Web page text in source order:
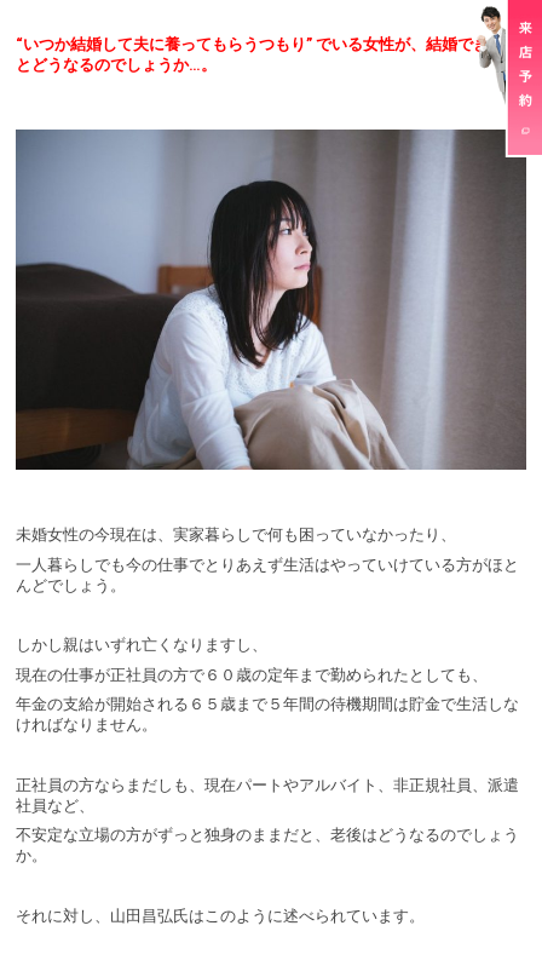
“いつか結婚して夫に養ってもらうつもり” でいる女性が、結婚できない
とどうなるのでしょうか…。
未婚女性の今現在は、実家暮らしで何も困っていなかったり、
一人暮らしでも今の仕事でとりあえず生活はやっていけている方がほと
んどでしょう。
しかし親はいずれ亡くなりますし、
現在の仕事が正社員の方で６０歳の定年まで勤められたとしても、
年金の支給が開始される６５歳まで５年間の待機期間は貯金で生活しな
ければなりません。
正社員の方ならまだしも、現在パートやアルバイト、非正規社員、派遣
社員など、
不安定な立場の方がずっと独身のままだと、老後はどうなるのでしょう
か。
それに対し、山田昌弘氏はこのように述べられています。